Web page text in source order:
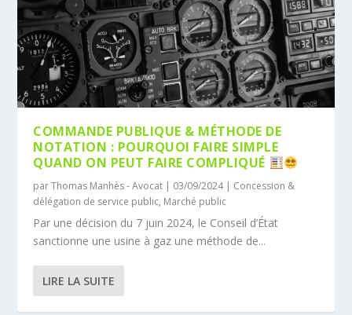
COMMANDE PUBLIQUE & MÉTHODE DE
NOTATION : POURQUOI FAIRE SIMPLE
QUAND ON PEUT FAIRE COMPLIQUÉ
parThomas Manhès - Avocat | 03/09/2024| Concession &
délégation de service public, Marché public
Par une décision du 7 juin 2024, le Conseil d’État
sanctionne une usine à gaz une méthode de...
LIRE LA SUITE